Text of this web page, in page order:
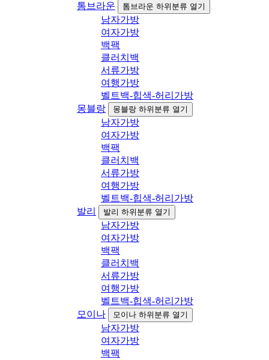
톰브라운 톰브라운 하위분류 열기
남자가방
여자가방
백팩
클러치백
서류가방
여행가방
벨트백-힙색-허리가방
몽블랑
몽블랑 하위분류 열기
남자가방
여자가방
백팩
클러치백
서류가방
여행가방
벨트백-힙색-허리가방
발리
발리 하위분류 열기
남자가방
여자가방
백팩
클러치백
서류가방
여행가방
벨트백-힙색-허리가방
모이나
모이나 하위분류 열기
남자가방
여자가방
백팩